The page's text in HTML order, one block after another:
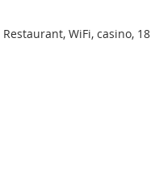
WiFi, casino, 18